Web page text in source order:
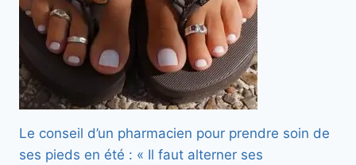
Le conseil d’un pharmacien pour prendre soin de
ses pieds en été : « Il faut alterner ses